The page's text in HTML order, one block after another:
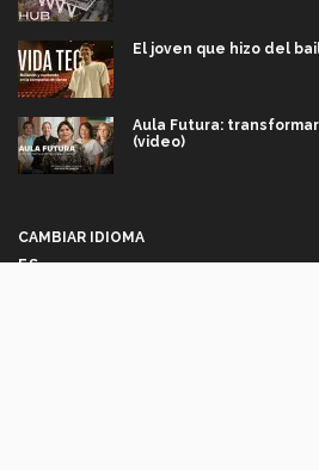
El joven que hizo del
Aula Futura:
(video)
CAMBIAR IDIOMA
ES